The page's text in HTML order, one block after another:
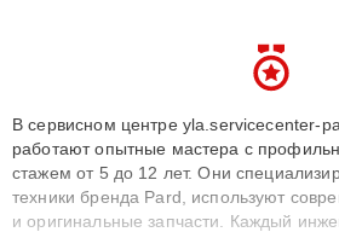
В сервисном центре yla.servicecenter-
работают опытные мастера с
стажем от 5 до 12 лет. Они
техники бренда Pard, используют
и оригинальные запчасти. Каждый